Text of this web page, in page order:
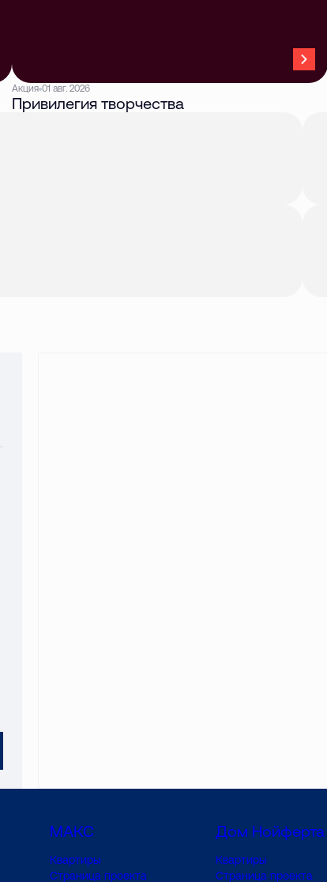
Акция 01 авг. 2026
Привилегия творчества
МАКС
Квартиры
Страница проекта
Дом Нойферта
Квартиры
Страница проекта